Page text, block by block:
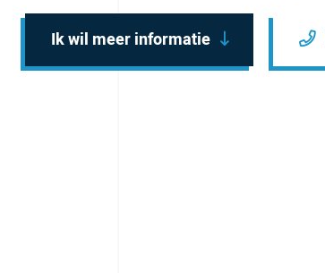
Ik wil meer informatie